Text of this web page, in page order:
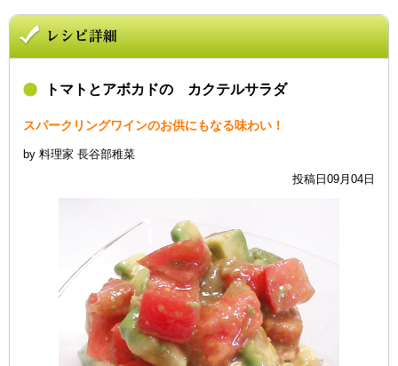
トマトとアボカドの カクテルサラダ
スパークリングワインのお供にもなる味わい！
by 料理家 長谷部稚菜
投稿日09月04日